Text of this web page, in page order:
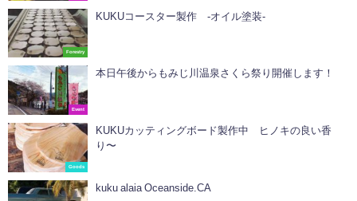
Forestry
KUKUコースター製作 -オイル塗装-
Event
本日午後からもみじ川温泉さくら祭り開催します！
Goods
KUKUカッティングボード製作中 ヒノキの良い香
り〜
kuku alaia Oceanside.CA